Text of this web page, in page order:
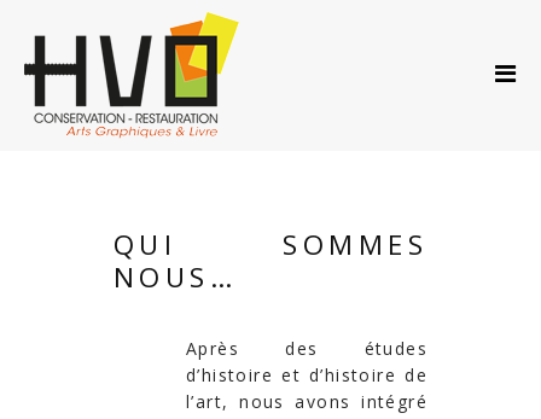
A PROPOS…
PRESTATIONS
CONTACTQUI SOMMES
NOUS…
Après des études
d’histoire et d’histoire de
l’art, nous avons intégré